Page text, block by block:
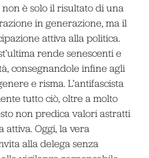
è solo il risultato di una
in generazione, ma il
attiva alla politica.
rende senescenti e
consegnandole infine agli
e risma. L’antifascista
tutto ciò, oltre a molto
non predica valori astratti
attiva. Oggi, la vera
alla delega senza